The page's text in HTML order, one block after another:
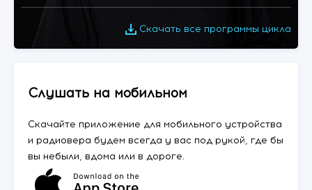
Скачать все программы цикла
Слушать на мобильном
Скачайте приложение для мобильного устройства
и радиовера будем всегда у вас под рукой, где бы
вы небыли, вдома или в дороге.